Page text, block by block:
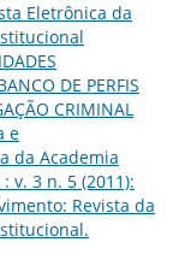
Eletrônica da
DE PERFIS
CRIMINAL
e
da Academia
v. 3 n. 5 (2011):
Revista da